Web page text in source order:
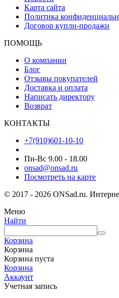
Карта сайта
Политика
Договор купли-продажи
ПОМОЩЬ
О компании
Блог
Отзывы покупателей
Доставка и оплата
Написать директору
Возврат
КОНТАКТЫ
+7(910)601-10-10
Пн-Вс 9.00 - 18.00
onsad@onsad.ru
Посмотреть на карте
© 2017 - 2026 ONSad.ru.
Меню
Найти
Корзина
Корзина
Корзина пуста
Корзина
Аккаунт
Учетная запись